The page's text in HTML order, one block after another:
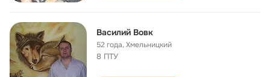
Василий Вовк
52 года,Хмельницкий
8 ПТУ